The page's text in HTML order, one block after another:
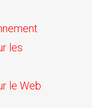
les
le Web